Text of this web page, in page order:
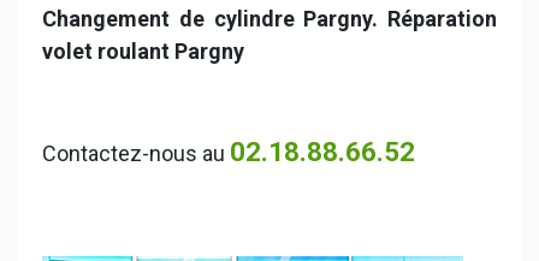
Changement de cylindre Pargny. Réparation
volet roulant Pargny
Contactez-nous au 02.18.88.66.52